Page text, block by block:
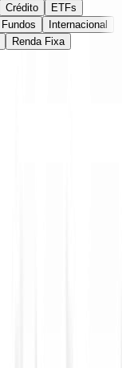
Crédito
ETFs
Fundos
Internacional
Renda Fixa